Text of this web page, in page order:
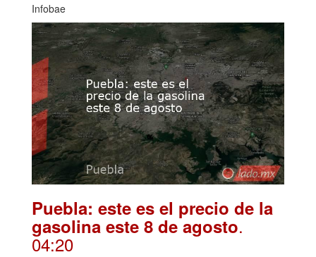
Infobae
Puebla: este es el precio de la
gasolina este 8 de agosto.
04:20